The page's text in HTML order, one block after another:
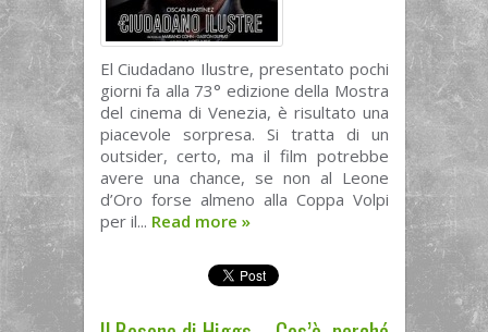
El Ciudadano Ilustre, presentato pochi
giorni fa alla 73° edizione della Mostra
del cinema di Venezia, è risultato una
piacevole sorpresa. Si tratta di un
outsider, certo, ma il film potrebbe
avere una chance, se non al Leone
d’Oro forse almeno alla Coppa Volpi
per il... Read more »